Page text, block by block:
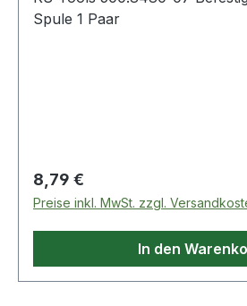
Spule 1 Paar
Regulärer Preis:
8,79 €
Preise inkl. MwSt. zzgl.
In den